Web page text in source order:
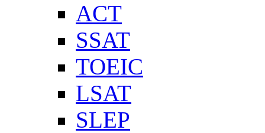
ACT
SSAT
TOEIC
LSAT
SLEP